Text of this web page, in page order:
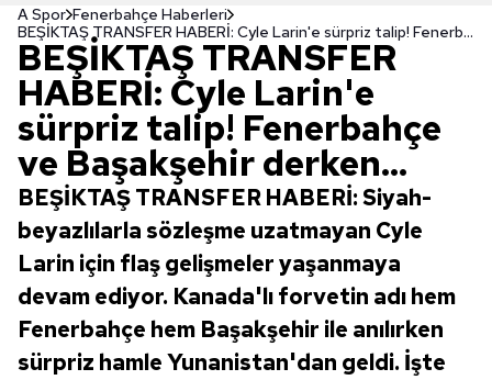
A Spor Fenerbahçe Haberleri
BEŞİKTAŞ TRANSFER HABERİ: Cyle Larin'e sürpriz talip! Fenerbahçe ve Başakşehir derken...
BEŞİKTAŞ TRANSFER
HABERİ: Cyle Larin'e
sürpriz talip! Fenerbahçe
ve Başakşehir derken...
BEŞİKTAŞ TRANSFER HABERİ: Siyah-
beyazlılarla sözleşme uzatmayan Cyle
Larin için flaş gelişmeler yaşanmaya
devam ediyor. Kanada'lı forvetin adı hem
Fenerbahçe hem Başakşehir ile anılırken
sürpriz hamle Yunanistan'dan geldi. İşte